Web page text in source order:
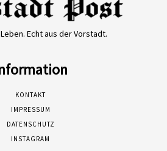
Echt aus der Vorstadt.
KONTAKT
IMPRESSUM
DATENSCHUTZ
INSTAGRAM